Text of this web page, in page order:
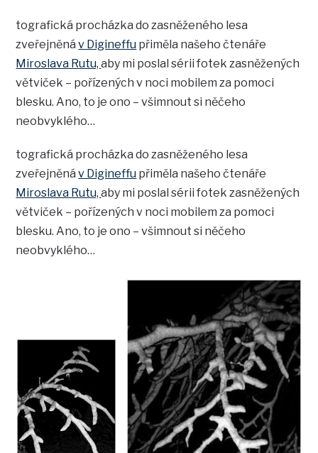
tografická procházka do zasněženého lesa
zveřejněnáv Digineffu přiměla našeho čtenáře
Miroslava Rutu,aby mi poslal sérii fotek zasněžených
větviček – pořízených v noci mobilem za pomoci
blesku. Ano, to je ono – všimnout si něčeho
neobvyklého…
tografická procházka do zasněženého lesa
zveřejněnáv Digineffu přiměla našeho čtenáře
Miroslava Rutu,aby mi poslal sérii fotek zasněžených
větviček – pořízených v noci mobilem za pomoci
blesku. Ano, to je ono – všimnout si něčeho
neobvyklého…